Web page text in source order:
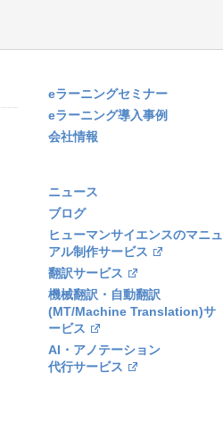
eラーニングセミナー
eラーニング導入事例
会社情報
ニュース
ブログ
ヒューマンサイエンスのマニュ
アル制作サービス
翻訳サービス
機械翻訳・自動翻訳
(MT/Machine Translation)サ
ービス
AI・アノテーション
代行サービス